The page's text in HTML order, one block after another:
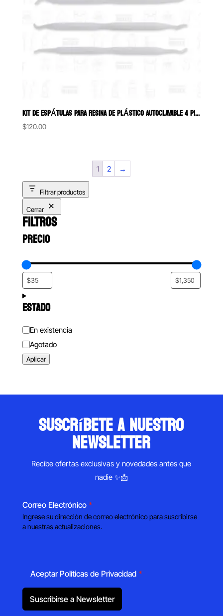
KIT DE ESPÁTULAS PARA RESINA DE PLÁSTICO AUTOCLAVABLE 4 PIEZAS
$120.00
1 2 →
Filtrar productos
Cerrar
FILTROS
PRECIO
ESTADO
Estado
En existencia
Agotado
Aplicar
suscríbete a nuestro
newsletter
Recibe ofertas exclusivas y novedades antes que
nadie ✨📩
Correo Electrónico *
Ingrese su dirección de correo electrónico para suscribirse
a nuestras actualizaciones.
Aceptar Políticas de Privacidad *
Suscribirse a Newsletter